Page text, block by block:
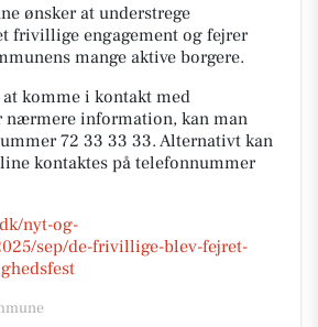
ønsker at understrege
frivillige engagement og fejrer
mange aktive borgere.
komme i kontakt med
nærmere information, kan man
72 33 33 33. Alternativt kan
kontaktes på telefonnummer
nyt-og-
sep/de-frivillige-blev-fejret-